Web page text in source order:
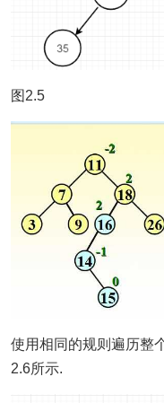
图2.5
使用相同的规则遍历整
2.6所示.